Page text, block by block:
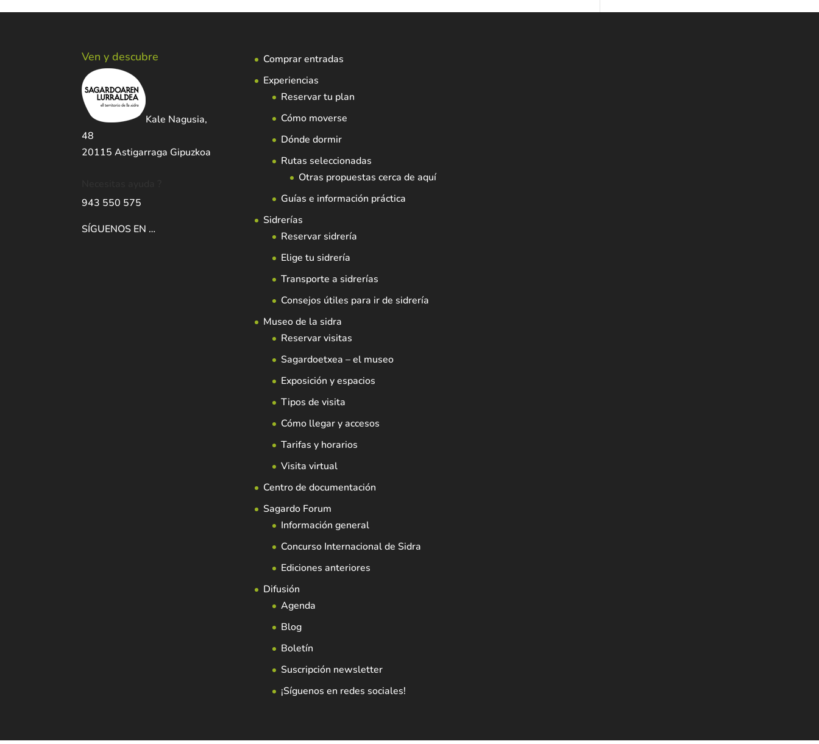
Ven y descubre
Kale Nagusia,
48
20115 Astigarraga Gipuzkoa
943 550 575
SÍGUENOS EN …
Comprar entradas
Experiencias
Reservar tu plan
Cómo moverse
Dónde dormir
Rutas seleccionadas
Otras propuestas cerca de aquí
Guías e información práctica
Sidrerías
Reservar sidrería
Elige tu sidrería
Transporte a sidrerías
Consejos útiles para ir de sidrería
Museo de la sidra
Reservar visitas
Sagardoetxea – el museo
Exposición y espacios
Tipos de visita
Cómo llegar y accesos
Tarifas y horarios
Visita virtual
Centro de documentación
Sagardo Forum
Información general
Concurso Internacional de Sidra
Ediciones anteriores
Difusión
Agenda
Blog
Boletín
Suscripción newsletter
¡Síguenos en redes sociales!